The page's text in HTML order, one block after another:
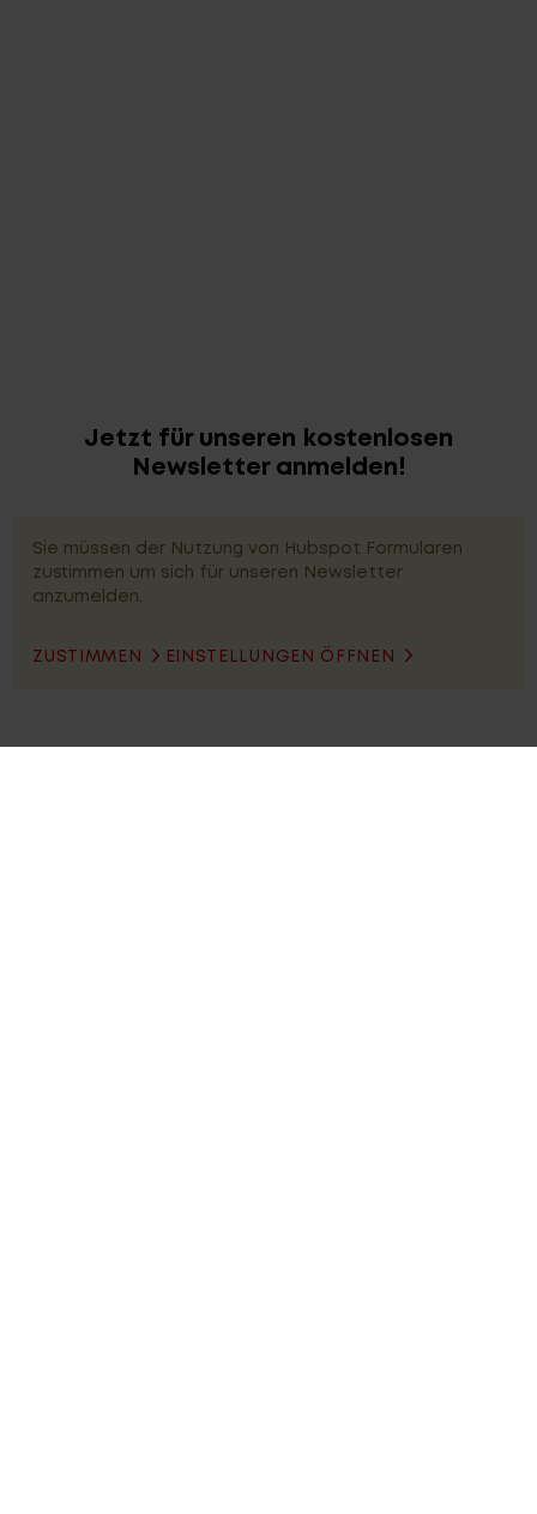
Jetzt für unseren kostenlosen
Newsletter anmelden!
Sie müssen der Nutzung von Hubspot Formularen
zustimmen um sich für unseren Newsletter
anzumelden.
ZUSTIMMEN EINSTELLUNGEN ÖFFNEN